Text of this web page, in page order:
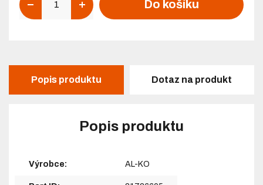
Do košíku
Popis produktu Dotaz na produkt
Popis produktu
Výrobce: AL-KO